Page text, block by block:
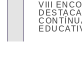
VIII